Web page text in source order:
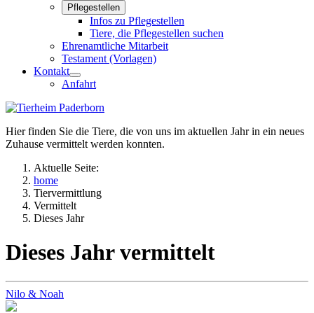
Pflegestellen
Infos zu Pflegestellen
Tiere, die Pflegestellen suchen
Ehrenamtliche Mitarbeit
Testament (Vorlagen)
Kontakt
Anfahrt
Hier finden Sie die Tiere, die von uns im aktuellen Jahr in ein neues
Zuhause vermittelt werden konnten.
Aktuelle Seite:
home
Tiervermittlung
Vermittelt
Dieses Jahr
Dieses Jahr vermittelt
Nilo & Noah